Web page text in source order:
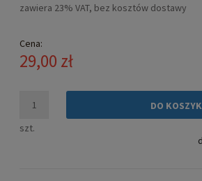
zawiera 23% VAT, bez kosztów dostawy
Cena:
29,00 zł
szt.
DO